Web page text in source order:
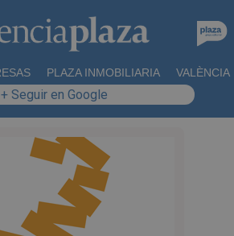
PLAZA INMOBILIARIA VALÈNCIA
+ Seguir en Google